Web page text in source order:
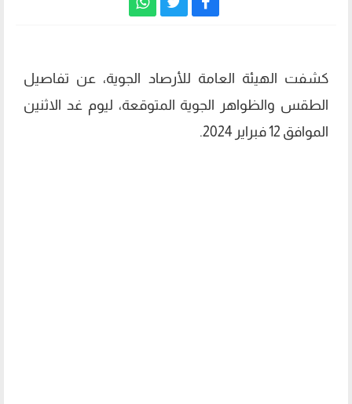
كشفت الهيئة العامة للأرصاد الجوية، عن تفاصيل
الطقس والظواهر الجوية المتوقعة، ليوم غد الاثنين
الموافق 12 فبراير 2024.